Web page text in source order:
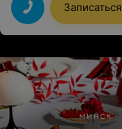
Записаться